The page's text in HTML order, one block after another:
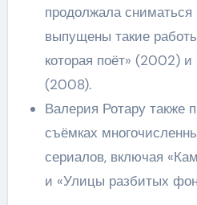
продолжала
выпущены такие
которая поёт» (2002)
(2008).
Валерия Ротару также
съёмках
сериалов, включая
и «Улицы разбитых